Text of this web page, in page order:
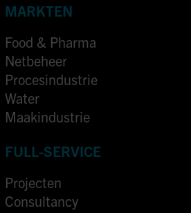
MARKTEN
Food & Pharma
Netbeheer
Procesindustrie
Water
Maakindustrie
FULL-SERVICE
Projecten
Consultancy